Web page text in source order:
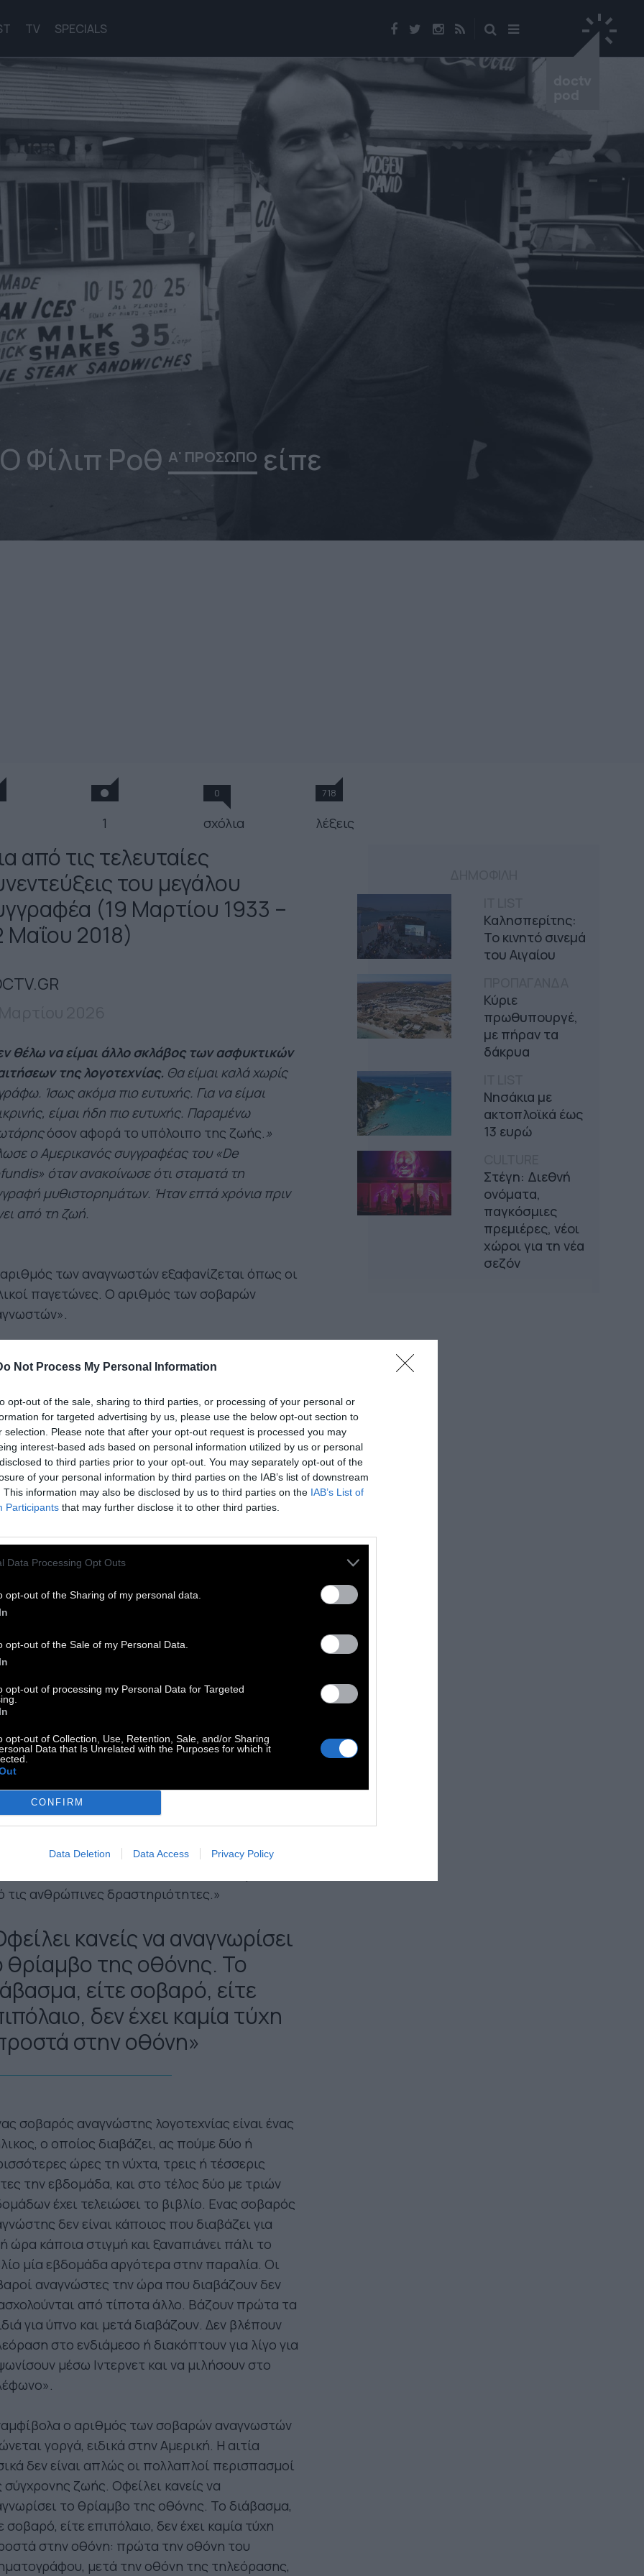
Not Process My Personal Information
opt-out of the sale, sharing to third parties, or processing of your personal or
for targeted advertising by us, please use the below opt-out section to
selection. Please note that after your opt-out request is processed you may
interest-based ads based on personal information utilized by us or personal
to third parties prior to your opt-out. You may separately opt-out of the
of your personal information by third parties on the IAB’s list of downstream
This information may also be disclosed by us to third parties on the IAB’s List of
Participants that may further disclose it to other third parties.
Data Processing Opt Outs
opt-out of the Sharing of my personal data.
opt-out of the Sale of my Personal Data.
opt-out of processing my Personal Data for Targeted
opt-out of Collection, Use, Retention, Sale, and/or Sharing
Data that Is Unrelated with the Purposes for which it
CONFIRM
Data Deletion Data Access Privacy Policy
TV SPECIALS
Ο Φίλιπ Ροθ Α' ΠΡΟΣΩΠΟ είπε
1
0
σχόλια
718
λέξεις
Καλησπερίτης:
Το κινητό σινεμά
του Αιγαίου
Κύριε
πρωθυπουργέ,
με πήραν τα
δάκρυα
Νησάκια με
ακτοπλοϊκά έως
13 ευρώ
Στέγη: Διεθνή
ονόματα,
παγκόσμιες
πρεμιέρες, νέοι
χώροι για τη νέα
σεζόν
από τις τελευταίες
του μεγάλου
(19 Μαρτίου 1933 –
Μαΐου 2018)
θέλω να είμαι άλλο σκλάβος των ασφυκτικών
της λογοτεχνίας. Θα είμαι καλά χωρίς
Ίσως ακόμα πιο ευτυχής. Για να είμαι
είμαι ήδη πιο ευτυχής. Παραμένω
όσον αφορά το υπόλοιπο της ζωής.»
ο Αμερικανός συγγραφέας του «De
όταν ανακοίνωσε ότι σταματά τη
μυθιστορημάτων. Ήταν επτά χρόνια πριν
από τη ζωή.
των αναγνωστών εξαφανίζεται όπως οι
παγετώνες. Ο αριθμός των σοβαρών
μεγάλοι συγγραφείς ήταν οι
να είμαι άγιος»
σε μία γενιά αμερικανών συγγραφέων που
τη δεκαετία του ’30, μετά τον
Κόνραντ, το μεγαλείο σύνθεσης του Χενρι
οι οποίοι πίστευαν ότι έβαζαν πλώρη για
ιερή αποστολή. Οι μεγάλοι συγγραφείς ήταν οι
την παραμικρή ιδέα του τι είναι η
δουλειά. Οταν ξεκινά, γράφει
από την περιορισμένη εμπειρία του,
από τον «γραπτό», όσο και από τον «άγραφο»
Είναι γεμάτος αφελή υπερβολή. «Είμαι
Όπως το επιφώνημα «είμαι
Το να δουλεύεις ωστόσο σχεδόν κάθε
εραστής- αποδεικνύεται τελικά πολύ
τις ανθρώπινες δραστηριότητες.»
κανείς να αναγνωρίσει
θρίαμβο της οθόνης. Το
είτε σοβαρό, είτε
δεν έχει καμία τύχη
στην οθόνη»
σοβαρός αναγνώστης λογοτεχνίας είναι ένας
ο οποίος διαβάζει, ας πούμε δύο ή
ώρες τη νύχτα, τρεις ή τέσσερις
την εβδομάδα, και στο τέλος δύο με τριών
έχει τελειώσει το βιβλίο. Ενας σοβαρός
δεν είναι κάποιος που διαβάζει για
ώρα κάποια στιγμή και ξαναπιάνει πάλι το
μία εβδομάδα αργότερα στην παραλία. Οι
αναγνώστες την ώρα που διαβάζουν δεν
από τίποτα άλλο. Βάζουν πρώτα τα
για ύπνο και μετά διαβάζουν. Δεν βλέπουν
στο ενδιάμεσο ή διακόπτουν για λίγο για
μέσω Ιντερνετ και να μιλήσουν στο
ο αριθμός των σοβαρών αναγνωστών
γοργά, ειδικά στην Αμερική. Η αιτία
δεν είναι απλώς οι πολλαπλοί περισπασμοί
σύγχρονης ζωής. Οφείλει κανείς να
το θρίαμβο της οθόνης. Το διάβασμα,
σοβαρό, είτε επιπόλαιο, δεν έχει καμία τύχη
στην οθόνη: πρώτα την οθόνη του
μετά την οθόνη της τηλεόρασης,